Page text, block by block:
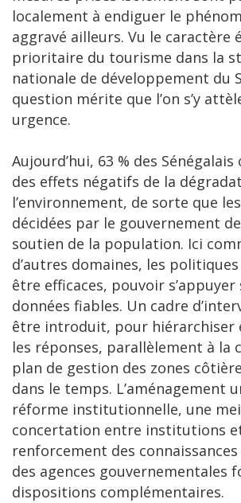
localement à endiguer le
aggravé ailleurs. Vu le caractère
prioritaire du tourisme dans la
nationale de développement du
question mérite que l’on s’y
urgence.
Aujourd’hui, 63 % des
des effets négatifs de la
l’environnement, de sorte que
décidées par le gouvernement
soutien de la population. Ici
d’autres domaines, les
être efficaces, pouvoir s’appuyer
données fiables. Un cadre
être introduit, pour hiérarchiser
les réponses, parallèlement à la
plan de gestion des zones
dans le temps. L’aménagement
réforme institutionnelle, une
concertation entre institutions
renforcement des
des agences gouvernementales
dispositions complémentaires.